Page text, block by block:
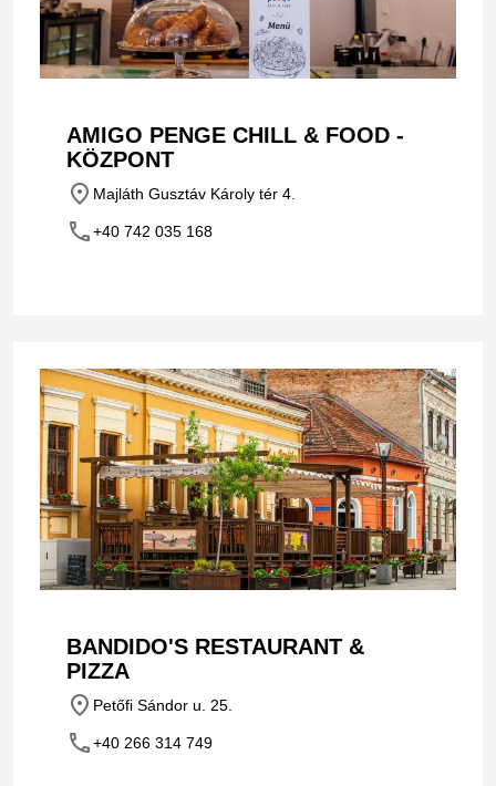
AMIGO PENGE CHILL & FOOD -
KÖZPONT
place Majláth Gusztáv Károly tér 4.
phone+40 742 035 168
BANDIDO'S RESTAURANT &
PIZZA
place Petőfi Sándor u. 25.
phone+40 266 314 749